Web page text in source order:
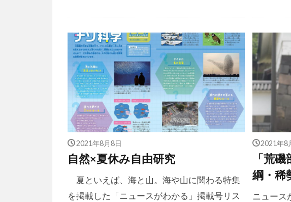
2021年8月8日
自然×夏休み自由研究
夏といえば、海と山。海や山に関わる特集
を掲載した「ニュースがわかる」掲載号リス
2021年8
「荒
綱・稀
ニュース